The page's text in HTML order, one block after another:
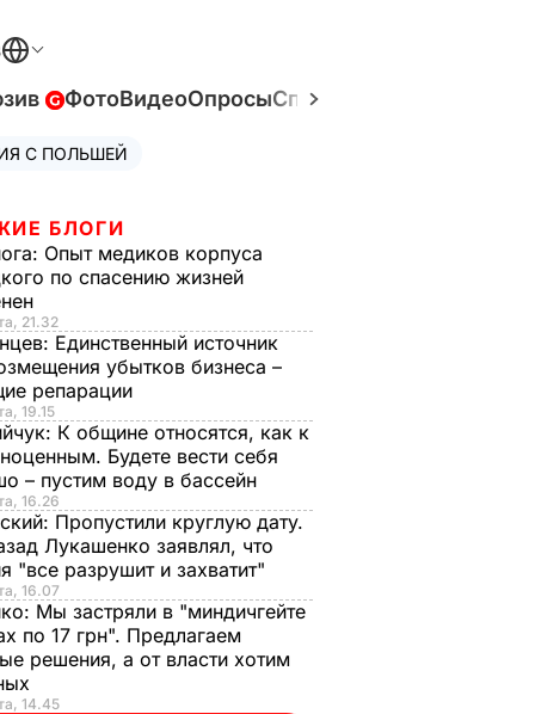
ФотоВидеоОпросыСпецпроекты
С ПОЛЬШЕЙ
БЛОГИ
Опыт медиков корпуса
по спасению жизней
21.32
Единственный источник
убытков бизнеса –
репарации
19.15
К общине относятся, как к
Будете вести себя
– пустим воду в бассейн
16.26
Пропустили круглую дату.
Лукашенко заявлял, что
"все разрушит и захватит"
16.07
Мы застряли в "миндичгейте
по 17 грн". Предлагаем
решения, а от власти хотим
14.45